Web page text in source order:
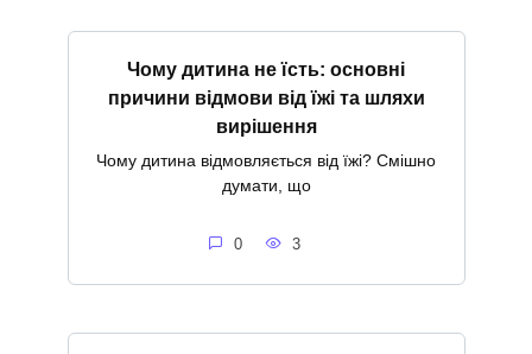
Чому дитина не їсть: основні
причини відмови від їжі та шляхи
вирішення
Чому дитина відмовляється від їжі? Смішно
думати, що
0 3